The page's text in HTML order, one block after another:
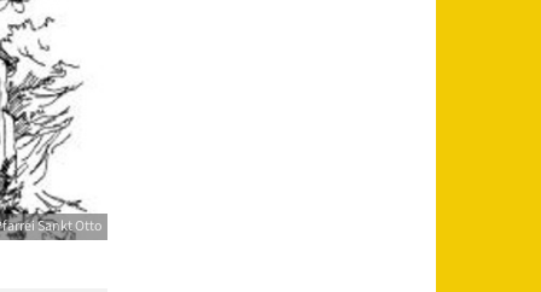
Sankt Otto